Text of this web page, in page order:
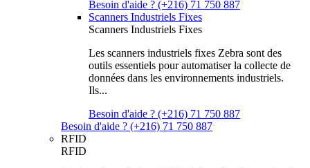
Besoin d'aide ? (+216) 71 750 887
Scanners Industriels Fixes
Scanners Industriels Fixes
Les scanners industriels fixes Zebra sont des
outils essentiels pour automatiser la collecte de
données dans les environnements industriels.
Ils...
Besoin d'aide ? (+216) 71 750 887
Besoin d'aide ? (+216) 71 750 887
RFID
RFID